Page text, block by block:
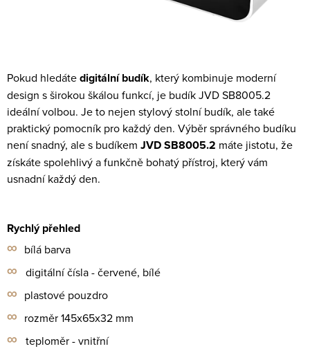
Pokud hledátedigitální budík, který kombinuje moderní
design s širokou škálou funkcí, je budík JVD SB8005.2
ideální volbou. Je to nejen stylový stolní budík, ale také
praktický pomocník pro každý den. Výběr správného budíku
není snadný, ale s budíkem JVD SB8005.2 máte jistotu, že
získáte spolehlivý a funkčně bohatý přístroj, který vám
usnadní každý den.
Rychlý přehled
∞ bílá barva
∞ digitální čísla - červené, bílé
∞ plastové pouzdro
∞ rozměr 145x65x32 mm
∞ teploměr - vnitřní